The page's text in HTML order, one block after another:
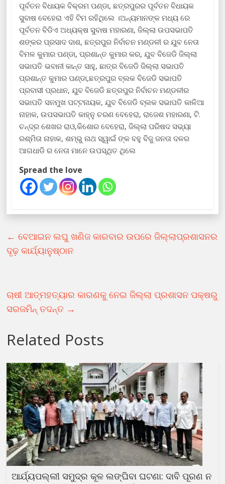
ପୂର୍ବତନ ବିଧାୟକ ବିକ୍ରମ ପଣ୍ଡା, ଛତ୍ରପୁରର‌ ପୂର୍ବତନ ବିଧାୟକ
ସୁବାଷ ବେହେରା ଏହି ଟିମ ରହିଥିଲେ ।ଅନ୍ୟମାନଙ୍କ ମଧ୍ୟ ରେ
ପୂର୍ବତନ ବିଡିଏ ଅଧ୍ୟକ୍ଷ ସୁବାଷ ମହାରଣା, ଜିଲ୍ଲା ଉପସଭାପତି
ଶଙ୍କର ପ୍ରସାଦ ଦାଶ, ଛତ୍ରପୁର ନିର୍ବାଚନ ମଣ୍ଡଳୀ ର ଯୁବ ନେତା
ବିମଳ କୁମାର ପଣ୍ଡା, ପ୍ରଶାନ୍ତ କୁମାର କର, ଯୁବ ବିଜେଡି ଜିଲ୍ଲା
ସଭାପତି ଭବାନୀ କାନ୍ତ ସାହୁ, ଛାତ୍ର ବିଜେଡି ଜିଲ୍ଲା ସଭାପତି
ପ୍ରଶାନ୍ତ କୁମାର ପଣ୍ଡା,ଛତ୍ରପୁର ବ୍ଲକ ବିଜେଡି ସଭାପତି
ପ୍ରବାସୀ ପ୍ରଧାନ, ଯୁବ ବିଜେଡି ଛତ୍ରପୁର ନିର୍ବାଚନ ମଣ୍ଡଳୀର
ସଭାପତି ସନମୁଖ ପଟ୍ଟନାୟକ, ଯୁବ ବିଜେଡି ବ୍ଲକ ସଭାପତି କାଳିଆ
ନାହାକ, ଉପସଭାପତି କାହ୍ନୁ ଚରଣ ବେହେରା, ରାଜେଶ ମହାରଣା, ଟି.
ଚନ୍ଦ୍ର ଶେଖର ରାଓ,କିଶୋର ବେହେରା, ଜିଲ୍ଲା ପରିଷଦ ସଭ୍ୟା
ରଶ୍ମିତା ନାହାକ, ଶମ୍ଭୁ ନାଥ ସ୍ୱାଇଁ ଙ୍କ ବହୁ ବିଜୁ ଜନତା ଦଳର
ଆଗଧାଡି ର ନେତା ମାନେ ଉପସ୍ଥିତ ଥିଲେ
Spread the love
← ବେଆଇନ ଲଘୁ ଖଣିଜ କାରବାର ଉପରେ ଜିଲ୍ଲାପ୍ରଶାସନର
ଦୃଢ଼ କାର୍ଯ୍ୟାନୁଷ୍ଠାନ
ଚାଷୀ ଆତ୍ମହତ୍ୟାର କାରଣକୁ ନେଇ ଜିଲ୍ଲା ପ୍ରଶାସନ ପକ୍ଷରୁ
ସରଜମିନ୍ ତଦନ୍ତ →
Related Posts
ଆର୍ଯ୍ୟପଲ୍ଲୀ ସମୁଦ୍ର କୂଳ ଲଙ୍ଘିବା ଘଟଣା: ଦାବି ପୂରଣ ନ